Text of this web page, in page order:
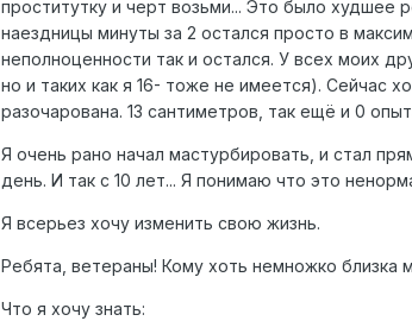
проститутку и черт возьми... Это было худшее
наездницы минуты за 2 остался просто в
неполноценности так и остался. У всех моих
но и таких как я 16- тоже не имеется). Сейчас
разочарована. 13 сантиметров, так ещё и 0
Я очень рано начал мастурбировать, и стал
день. И так с 10 лет... Я понимаю что это
Я всерьез хочу изменить свою жизнь.
Ребята, ветераны! Кому хоть немножко
Что я хочу знать: